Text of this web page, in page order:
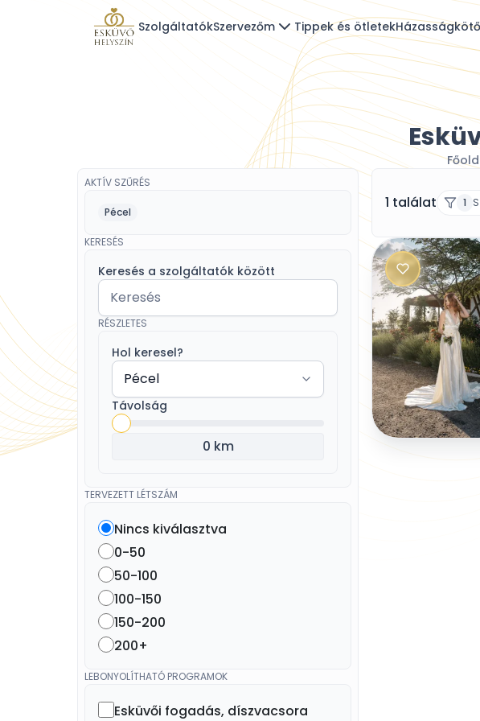
SzolgáltatókSzervezőm Tippek és ötletek
AKTÍV SZŰRÉS
Pécel
KERESÉS
Keresés a szolgáltatók között
RÉSZLETES
Hol keresel?
Távolság
0 km
TERVEZETT LÉTSZÁM
Nincs kiválasztva
0-50
50-100
100-150
150-200
200+
LEBONYOLÍTHATÓ PROGRAMOK
Esküvői fogadás, díszvacsora
1 találat 1